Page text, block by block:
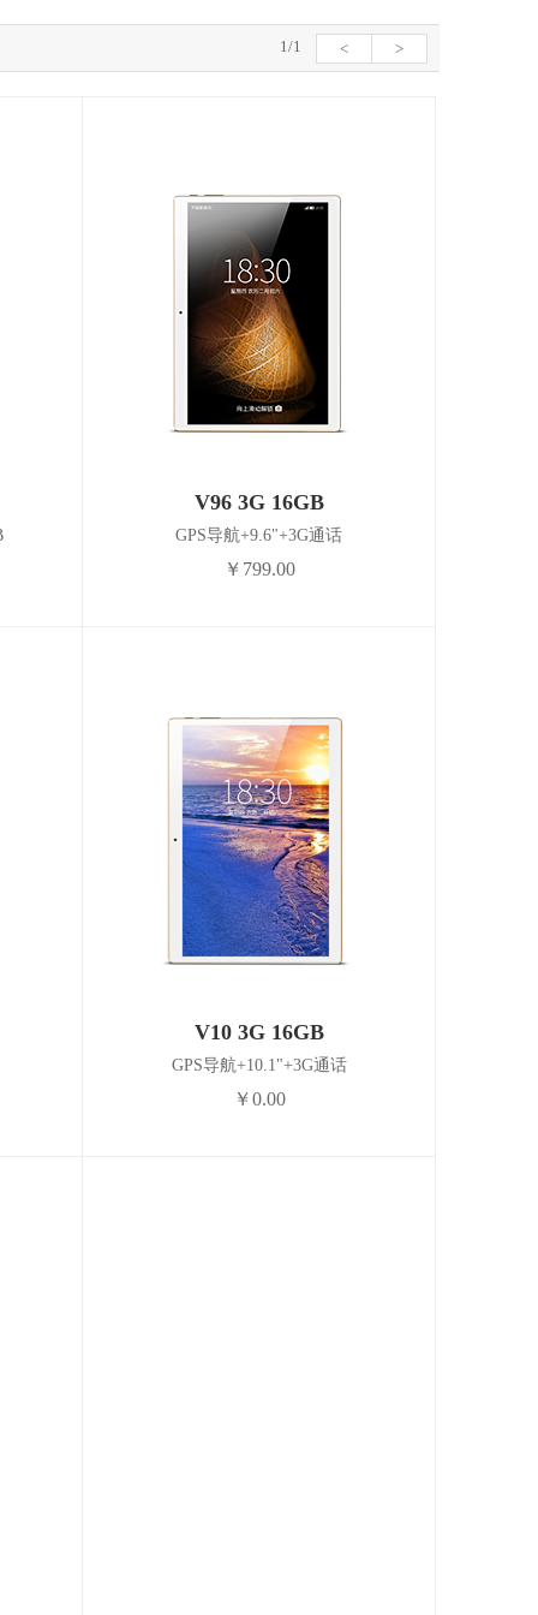
1/1 < >
V96 3G 16GB
GPS导航+9.6"+3G通话
￥799.00
V10 3G 16GB
GPS导航+10.1"+3G通话
￥0.00